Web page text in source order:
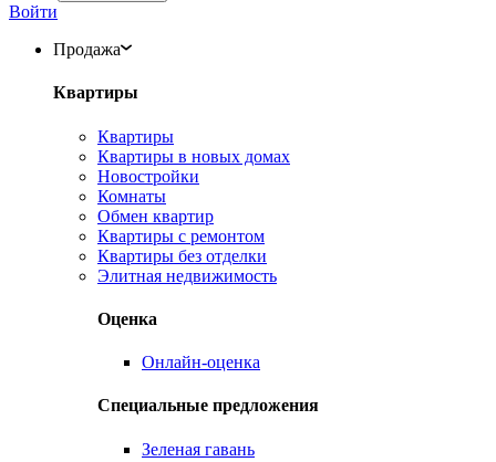
Войти
Продажа
Квартиры
Квартиры
Квартиры в новых домах
Новостройки
Комнаты
Обмен квартир
Квартиры с ремонтом
Квартиры без отделки
Элитная недвижимость
Оценка
Онлайн-оценка
Специальные предложения
Зеленая гавань